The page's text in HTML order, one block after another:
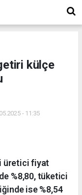
külçe
- 11:35
üretici fiyat
%8,80, tüketici
ise %8,54